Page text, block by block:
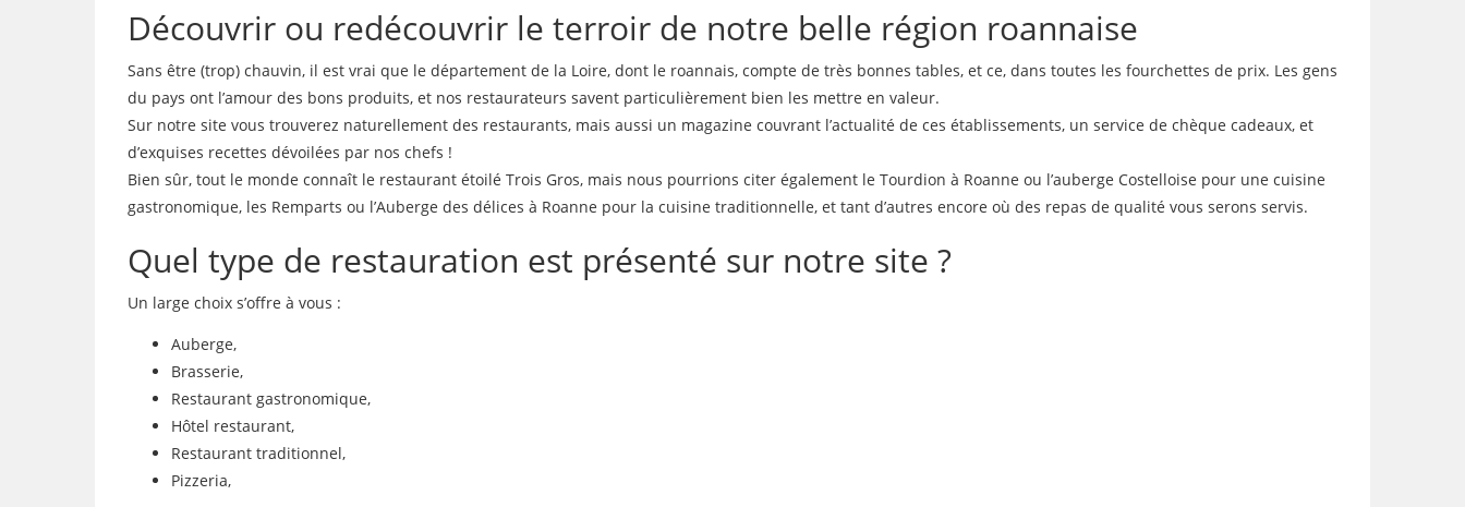
Découvrir ou redécouvrir le terroir de notre belle région roannaise
Sans être (trop) chauvin, il est vrai que le département de la Loire, dont le roannais, compte de très bonnes tables, et ce, dans toutes les fourchettes de prix. Les gens
du pays ont l’amour des bons produits, et nos restaurateurs savent particulièrement bien les mettre en valeur.
Sur notre site vous trouverez naturellement des restaurants, mais aussi un magazine couvrant l’actualité de ces établissements, un service de chèque cadeaux, et
d’exquises recettes dévoilées par nos chefs !
Bien sûr, tout le monde connaît le restaurant étoilé Trois Gros, mais nous pourrions citer également le Tourdion à Roanne ou l’auberge Costelloise pour une cuisine
gastronomique, les Remparts ou l’Auberge des délices à Roanne pour la cuisine traditionnelle, et tant d’autres encore où des repas de qualité vous serons servis.
Quel type de restauration est présenté sur notre site ?
Un large choix s’offre à vous :
Auberge,
Brasserie,
Restaurant gastronomique,
Hôtel restaurant,
Restaurant traditionnel,
Pizzeria,